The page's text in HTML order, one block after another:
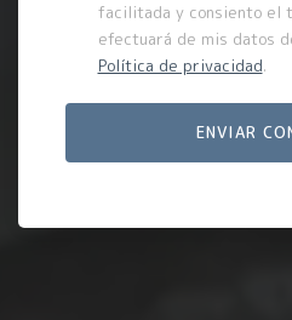
facilitada y consiento el
efectuará de mis datos
Política de privacidad.